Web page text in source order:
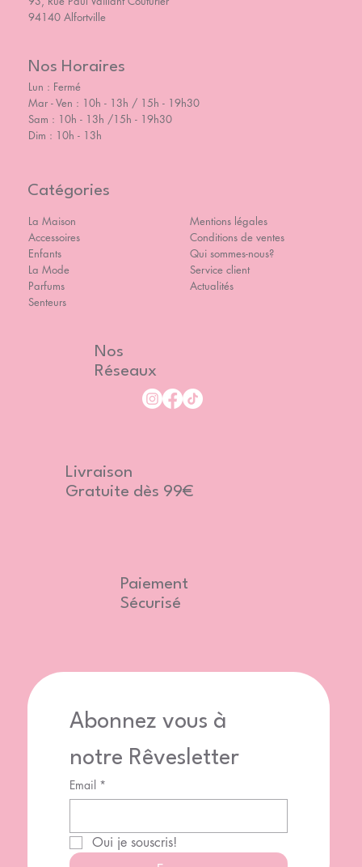
94140 Alfortville
Nos Horaires
Lun : Fermé
Mar - Ven : 10h - 13h / 15h - 19h30
Sam : 10h - 13h /15h - 19h30
Dim : 10h - 13h
Catégories
La Maison
Accessoires
Enfants
La Mode
Parfums
Senteurs
Mentions légales
Conditions de ventes
Qui sommes-nous?
Service client
Actualités
Abonnez vous à
notre Rêvesletter
Email *
Oui je souscris!
Nos
Réseaux
Livraison
Gratuite dès 99€
Paiement
Sécurisé